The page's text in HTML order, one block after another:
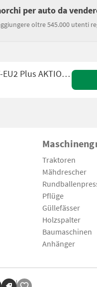
per auto da
oltre 545.000 utenti
TPV Kofferanhänger KT-EU2 Plus AKTION (neues Modell)
Traktoren
Mähdrescher
Pflüge
Güllefässer
Holzspalter
Baumaschinen
Anhänger